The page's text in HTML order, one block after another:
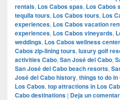
rentals, Los Cabos spas, Los Cabos
tequila tours, Los Cabos tours, Los
experiences, Los Cabos vacation
experiences, Los Cabos vineyards,
weddings, Los Cabos wellness
Cabos zip-lining tours, luxury golf
activities Cabo, San José del Cabo,
San José del Cabo beach resorts,
José del Cabo history, things to do
Los Cabos, top attractions in Los
Cabo destinations | Deja un